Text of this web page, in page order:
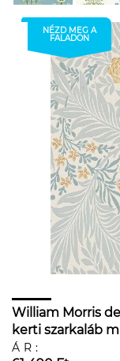
NÉZD MEG A
FALADON
William Morris
kerti szarkaláb
ÁR: